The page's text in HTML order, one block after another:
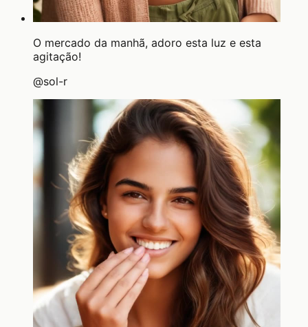
O mercado da manhã, adoro esta luz e esta
agitação!
@sol-r